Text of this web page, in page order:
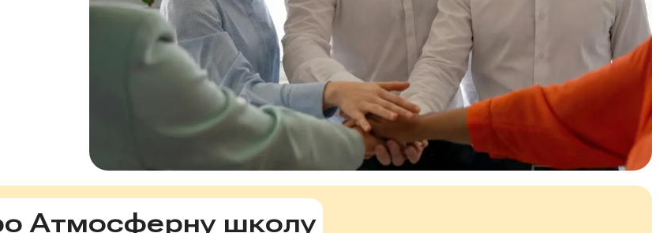
Атмосферну школу